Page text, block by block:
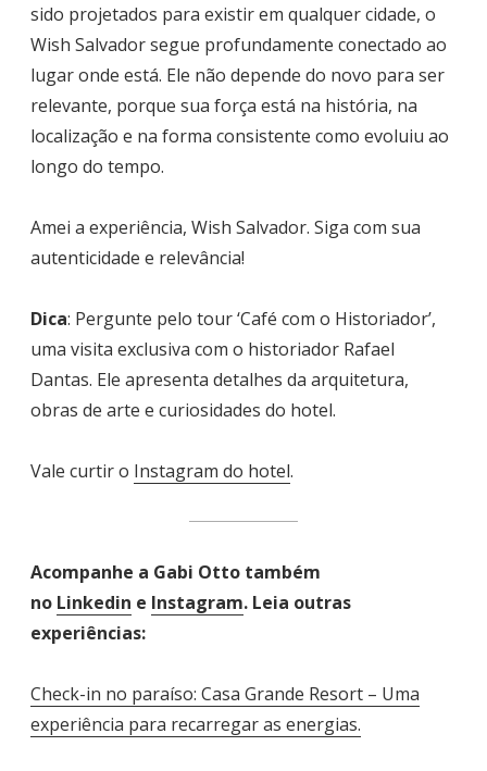
sido projetados para existir em qualquer cidade, o
Wish Salvador segue profundamente conectado ao
lugar onde está. Ele não depende do novo para ser
relevante, porque sua força está na história, na
localização e na forma consistente como evoluiu ao
longo do tempo.
Amei a experiência, Wish Salvador. Siga com sua
autenticidade e relevância!
Dica: Pergunte pelo tour ‘Café com o Historiador’,
uma visita exclusiva com o historiador Rafael
Dantas. Ele apresenta detalhes da arquitetura,
obras de arte e curiosidades do hotel.
Vale curtir o Instagram do hotel.
Acompanhe a Gabi Otto também
no Linkedin e Instagram. Leia outras
experiências:
Check-in no paraíso: Casa Grande Resort – Uma
experiência para recarregar as energias.